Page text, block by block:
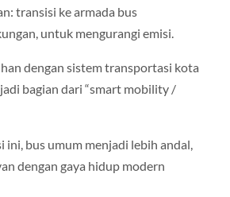
transisi ke armada bus
untuk mengurangi emisi.
dengan sistem transportasi kota
bagian dari “smart mobility /
ini, bus umum menjadi lebih andal,
dengan gaya hidup modern